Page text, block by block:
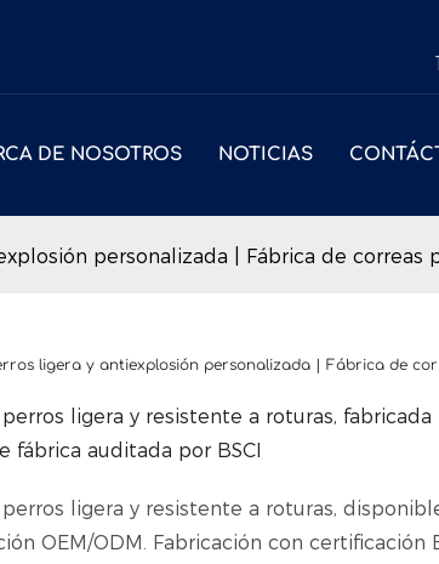
DE NOSOTROS NOTICIAS
personalizada | Fábrica de correas
ligera y antiexplosión personalizada | Fábrica de
ligera y resistente a roturas,
fábrica auditada por BSCI
ligera y resistente a roturas,
OEM/ODM. Fabricación con certificación